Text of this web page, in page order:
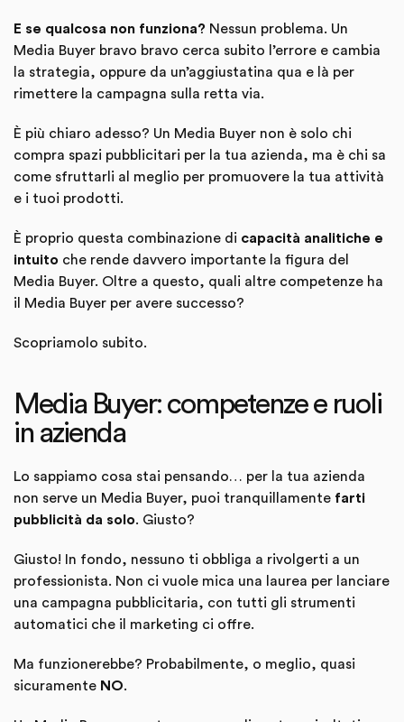
E se qualcosa non funziona? Nessun problema. Un
Media Buyer bravo bravo cerca subito l’errore e cambia
la strategia, oppure da un’aggiustatina qua e là per
rimettere la campagna sulla retta via.
È più chiaro adesso? Un Media Buyer non è solo chi
compra spazi pubblicitari per la tua azienda, ma è chi sa
come sfruttarli al meglio per promuovere la tua attività
e i tuoi prodotti.
È proprio questa combinazione di capacità analitiche e
intuito che rende davvero importante la figura del
Media Buyer. Oltre a questo, quali altre competenze ha
il Media Buyer per avere successo?
Scopriamolo subito.
Media Buyer: competenze e ruoli
in azienda
Lo sappiamo cosa stai pensando… per la tua azienda
non serve un Media Buyer, puoi tranquillamente farti
pubblicità da solo. Giusto?
Giusto! In fondo, nessuno ti obbliga a rivolgerti a un
professionista. Non ci vuole mica una laurea per lanciare
una campagna pubblicitaria, con tutti gli strumenti
automatici che il marketing ci offre.
Ma funzionerebbe? Probabilmente, o meglio, quasi
sicuramente NO.